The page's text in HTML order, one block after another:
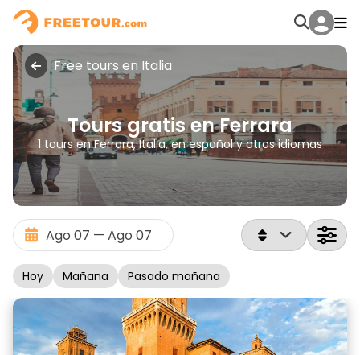
Free tours en Italia
Tours gratis en Ferrara
1 tours en Ferrara, Italia, en español y otros idiomas
Hoy Mañana Pasado mañana